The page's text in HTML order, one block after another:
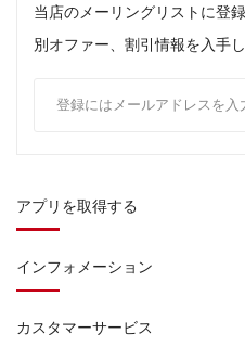
当店のメーリングリストに登
別オファー、割引情報を入手し
アプリを取得する
インフォメーション
カスタマーサービス